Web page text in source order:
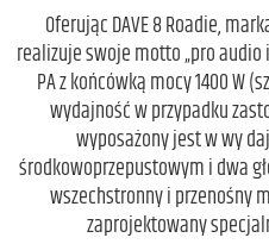
Oferując DAVE 8 Roadie,
realizuje swoje motto „pro
PA z końcówką mocy 1400 W
wydajność w przypadku
wyposażony jest w wy
środkowoprzepustowym i dwa
wszechstronny i przenośny
zaprojektowany